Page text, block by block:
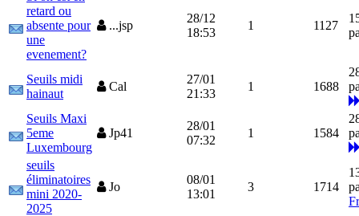
retard ou
absente pour
une
evenement?
...jsp
28/12
18:53
1 1127
Seuils midi
hainaut
Cal
27/01
21:33
1 1688
Seuils Maxi
5eme
Luxembourg
Jp41
28/01
07:32
1 1584
seuils
éliminatoires
mini 2020-
2025
Jo
08/01
13:01
3 1714